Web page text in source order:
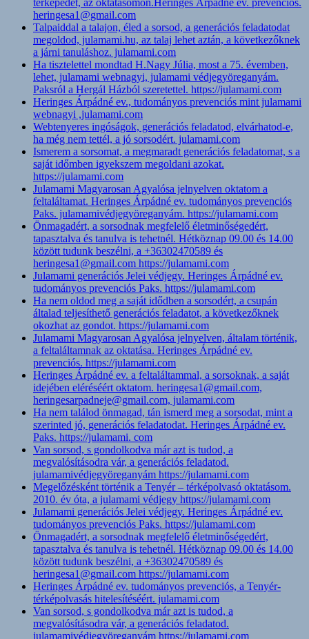
heringesa1@gmail.com
Talpaiddal a talajon, éled a sorsod, a generációs feladatodat
megoldod, julamami.hu, az talaj lehet aztán, a következőknek
a járni tanuláshoz. julamami.com
Ha tisztelettel mondtad H.Nagy Júlia, most a 75. évemben,
lehet, julamami webnagyi, julamami védjegyöreganyám.
Paksról a Hergál Házból szeretettel. https://julamami.com
Heringes Árpádné ev., tudományos prevenciós mint julamami
webnagyi ,julamami.com
Webtenyeres ingóságok, generációs feladatod, elvárhatod-e,
ha még nem tettél, a jó sorsodért. julamami.com
Ismerem a sorsomat, a megmaradt generációs feladatomat, s a
saját időmben igyekszem megoldani azokat.
https://julamami.com
Julamami Magyarosan Agyalósa jelnyelven oktatom a
feltaláltamat. Heringes Árpádné ev. tudományos prevenciós
Paks. julamamivédjegyöreganyám. https://julamami.com
Önmagadért, a sorsodnak megfelelő életminőségedért,
tapasztalva és tanulva is tehetnél. Hétköznap 09.00 és 14.00
között tudunk beszélni, a +36302470589 és
heringesa1@gmail.com https://julamami.com
Julamami generációs Jelei védjegy. Heringes Árpádné ev.
tudományos prevenciós Paks. https://julamami.com
Ha nem oldod meg a saját idődben a sorsodért, a csupán
általad teljesíthető generációs feladatot, a következőknek
okozhat az gondot. https://julamami.com
Julamami Magyarosan Agyalósa jelnyelven, általam történik,
a feltaláltamnak az oktatása. Heringes Árpádné ev.
prevenciós. https://julamami.com
Heringes Árpádné ev. a feltaláltammal, a sorsoknak, a saját
idejében eléréséért oktatom. heringesa1@gmail.com,
heringesarpadneje@gmail.com, julamami.com
Ha nem találod önmagad, tán ismerd meg a sorsodat, mint a
szerinted jó, generációs feladatodat. Heringes Árpádné ev.
Paks. https://julamami. com
Van sorsod, s gondolkodva már azt is tudod, a
megvalósításodra vár, a generációs feladatod.
julamamivédjegyöreganyám https://julamami.com
Megelőzésként történik a Tenyér – térképolvasó oktatásom.
2010. év óta, a julamami védjegy https://julamami.com
Julamami generációs Jelei védjegy. Heringes Árpádné ev.
tudományos prevenciós Paks. https://julamami.com
Önmagadért, a sorsodnak megfelelő életminőségedért,
tapasztalva és tanulva is tehetnél. Hétköznap 09.00 és 14.00
között tudunk beszélni, a +36302470589 és
heringesa1@gmail.com https://julamami.com
Heringes Árpádné ev. tudományos prevenciós, a Tenyér-
térképolvasás hitelesítéséért. julamami.com
Van sorsod, s gondolkodva már azt is tudod, a
megvalósításodra vár, a generációs feladatod.
julamamivédjegyöreganyám https://julamami.com